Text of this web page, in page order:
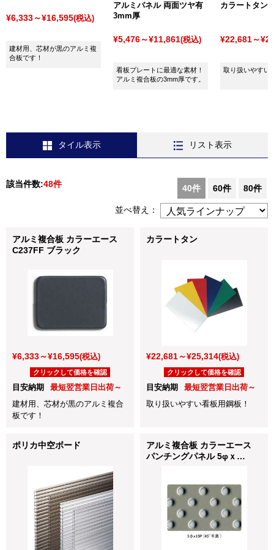
¥6,333～¥16,595(税込)
建材用、芯材が黒のアルミ複
合板です！
アルミパネル 両面ツヤ有
3mm厚
¥5,476～¥11,861(税込)
看板プレートに最適な素材！
アルミ複合板の3mm厚です。
カラートタン
¥22,681～
取り扱いやすい
タイル表示 リスト表示
該当件数:48件 40件 60件 80件
並べ替え：
アルミ複合板 カラーエース
C237FF ブラック
¥6,333～¥16,595(税込)
クリックして価格を確認
目安納期
最短翌営業日出荷～
建材用、芯材が黒のアルミ複合
板です！
カラートタン
¥22,681～¥25,314(税込)
クリックして価格を確認
目安納期
最短翌営業日出荷～
取り扱いやすい看板用鋼板！
ポリカ中空ボード
アルミ複合板 カラーエース
パンチングパネル 5φｘ